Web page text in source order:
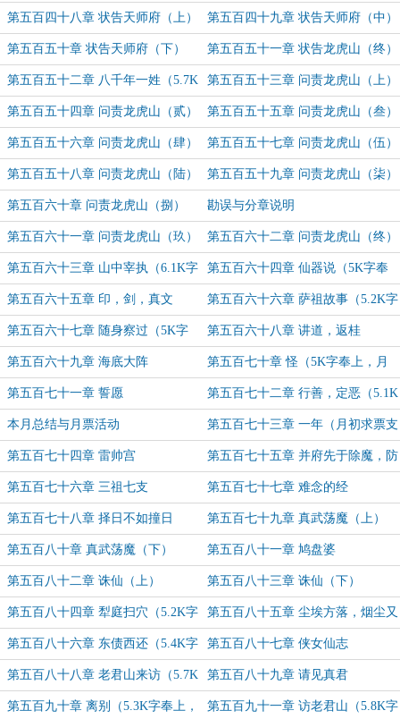
字奉上，月初求票支持~）
第五百四十八章 状告天师府（上）
（5.5K字奉上，月初求票支持~）
第五百四十九章 状告天师府（中）
（5.3K字奉上，月初求票支持~）
第五百五十章 状告天师府（下）
（5.2K字奉上，求月票支持~）
第五百五十一章 状告龙虎山（终）
（感谢书友“檀河”的盟主打赏，感
谢！）
第五百五十二章 八千年一姓（5.7K
字奉上，求月票支持~）
第五百五十三章 问责龙虎山（上）
（5K字奉上，求月票支持~）
第五百五十四章 问责龙虎山（贰） 第五百五十五章 问责龙虎山（叁）
（5.1K字奉上，求月票支持~）
第五百五十六章 问责龙虎山（肆）
（5.4K字奉上，求月票支持~）
第五百五十七章 问责龙虎山（伍）
（5.4K字奉上，求月票支持~）
第五百五十八章 问责龙虎山（陆） 第五百五十九章 问责龙虎山（柒）
（6.5K字奉上，求月票支持~）
第五百六十章 问责龙虎山（捌）
（5.6K字奉上，求月票支持~）
勘误与分章说明
第五百六十一章 问责龙虎山（玖） 第五百六十二章 问责龙虎山（终）
（5.2K字奉上，求月票支持）
第五百六十三章 山中宰执（6.1K字
奉上，求月票支持~）
第五百六十四章 仙器说（5K字奉
上，求月票支持~）
第五百六十五章 印，剑，真文
（5.7K字奉上，求月票支持~）
第五百六十六章 萨祖故事（5.2K字
奉上，求月票支持~）
第五百六十七章 随身察过（5K字
奉上，求月票支持~）
第五百六十八章 讲道，返桂
第五百六十九章 海底大阵 第五百七十章 怪（5K字奉上，月
底求票支持~）
第五百七十一章 誓愿 第五百七十二章 行善，定恶（5.1K
字奉上，月末求票支持~）
本月总结与月票活动 第五百七十三章 一年（月初求票支
持~）
第五百七十四章 雷帅宫 第五百七十五章 并府先于除魔，防
道甚于防川（5K字奉上，月初求票
支持）
第五百七十六章 三祖七支 第五百七十七章 难念的经
第五百七十八章 择日不如撞日 第五百七十九章 真武荡魔（上）
（5.4K字奉上，求月票支持~）
第五百八十章 真武荡魔（下）
（5.2K字奉上，求月票支持~）
第五百八十一章 鸠盘婆
第五百八十二章 诛仙（上） 第五百八十三章 诛仙（下）
第五百八十四章 犁庭扫穴（5.2K字
奉上，求月票支持~）
第五百八十五章 尘埃方落，烟尘又
起（5.1K字奉上，求月票支持~）
第五百八十六章 东债西还（5.4K字
奉上，求月票支持~）
第五百八十七章 侠女仙志
第五百八十八章 老君山来访（5.7K
字奉上，求月票支持~）
第五百八十九章 请见真君
第五百九十章 离别（5.3K字奉上， 第五百九十一章 访老君山（5.8K字